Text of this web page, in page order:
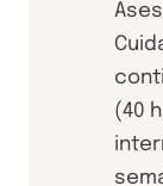
(40